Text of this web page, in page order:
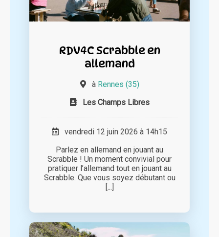
RDV4C Scrabble en
allemand
à Rennes (35)
Les Champs Libres
vendredi 12 juin 2026 à 14h15
Parlez en allemand en jouant au
Scrabble ! Un moment convivial pour
pratiquer l’allemand tout en jouant au
Scrabble. Que vous soyez débutant ou
[...]